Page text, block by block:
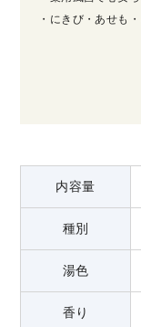
・にきび・あせも
内容量
種別
湯色
香り